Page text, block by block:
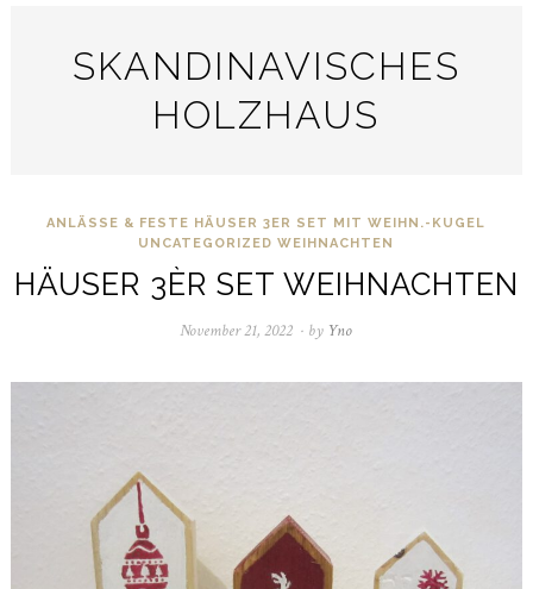
SKANDINAVISCHES
HOLZHAUS
ANLÄSSE & FESTE HÄUSER 3ER SET MIT WEIHN.-KUGEL
UNCATEGORIZED WEIHNACHTEN
HÄUSER 3ÈR SET WEIHNACHTEN
November 21, 2022 November
2022
by Yno